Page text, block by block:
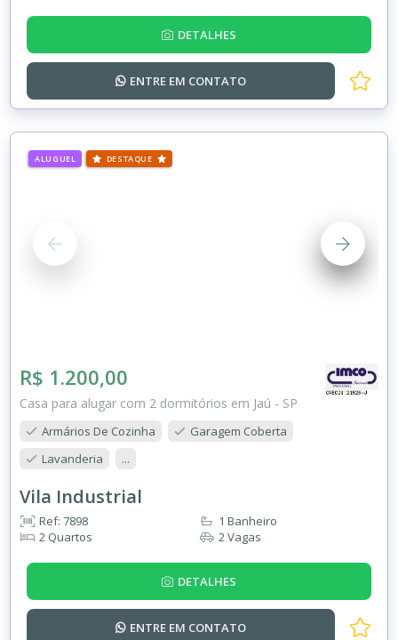
DETALHES
ENTRE EM CONTATO
ALUGUEL DESTAQUE
R$ 1.200,00
Casa para alugar com 2 dormitórios em Jaú - SP
Armários De Cozinha
Garagem Coberta
Lavanderia
...
Vila Industrial
Ref: 7898
2 Quartos
1 Banheiro
2 Vagas
DETALHES
ENTRE EM CONTATO